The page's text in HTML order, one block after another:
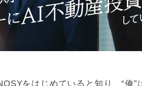
をはじめていると知り、“俺”